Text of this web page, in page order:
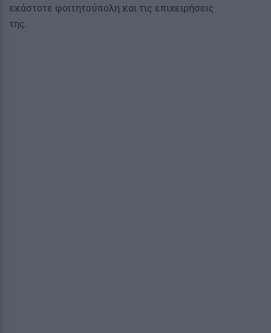
εκάστοτε φοιτητούπολη και τις επιχειρήσεις
της.